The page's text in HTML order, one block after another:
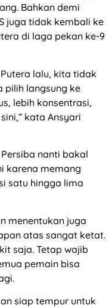
Bahkan demi
juga tidak kembali ke
di laga pekan ke-9
lalu, kita tidak
pilih langsung ke
lebih konsentrasi,
kata Ansyari
nanti bakal
karena memang
satu hingga lima
menentukan juga
atas sangat ketat.
saja. Tetap wajib
pemain bisa
siap tempur untuk